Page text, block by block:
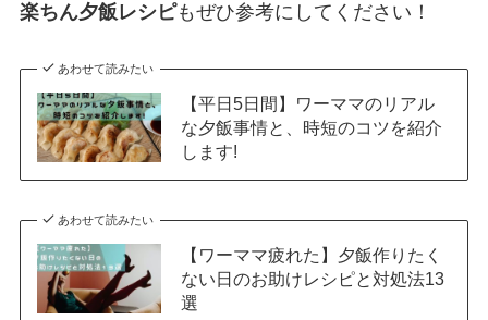
楽ちん夕飯レシピもぜひ参考にしてください！
あわせて読みたい
【平日5日間】ワーママのリアル
な夕飯事情と、時短のコツを紹介
します!
あわせて読みたい
【ワーママ疲れた】夕飯作りたく
ない日のお助けレシピと対処法13
選